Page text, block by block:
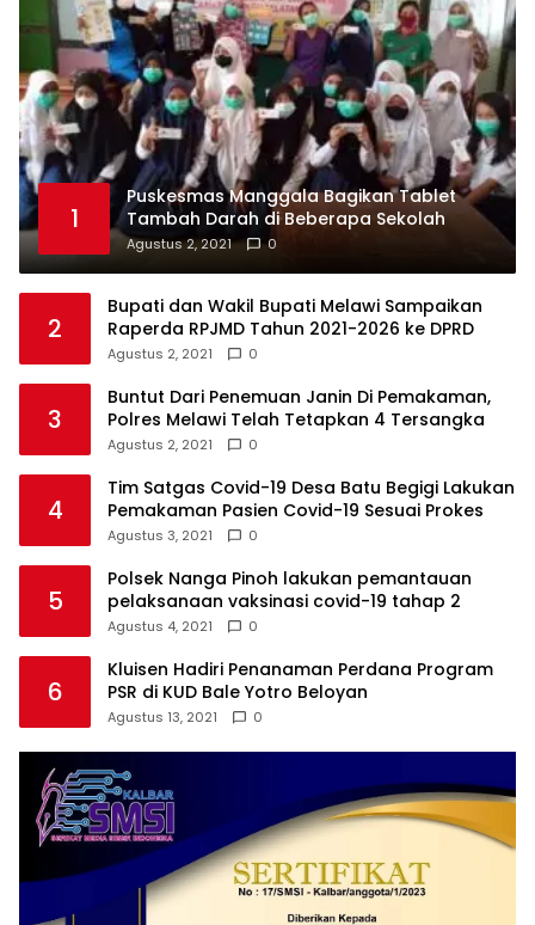
1
Puskesmas Manggala Bagikan Tablet
Tambah Darah di Beberapa Sekolah
Agustus 2, 2021 0
2
Bupati dan Wakil Bupati Melawi Sampaikan
Raperda RPJMD Tahun 2021-2026 ke DPRD
Agustus 2, 2021 0
3
Buntut Dari Penemuan Janin Di Pemakaman,
Polres Melawi Telah Tetapkan 4 Tersangka
Agustus 2, 2021 0
4
Tim Satgas Covid-19 Desa Batu Begigi Lakukan
Pemakaman Pasien Covid-19 Sesuai Prokes
Agustus 3, 2021 0
5
Polsek Nanga Pinoh lakukan pemantauan
pelaksanaan vaksinasi covid-19 tahap 2
Agustus 4, 2021 0
6
Kluisen Hadiri Penanaman Perdana Program
PSR di KUD Bale Yotro Beloyan
Agustus 13, 2021 0